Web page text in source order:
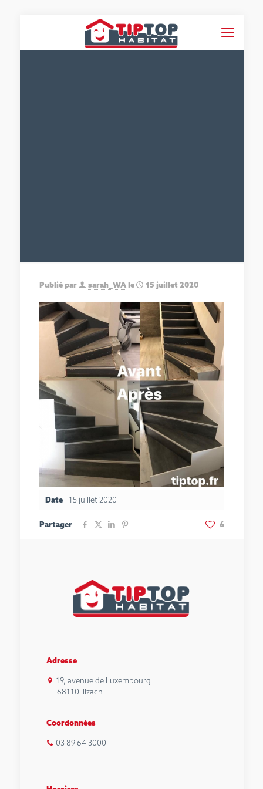
Publié par sarah_WA le 15 juillet 2020
Date 15 juillet 2020
Partager 6
Adresse
19, avenue de Luxembourg
68110 Illzach
Coordonnées
03 89 64 3000